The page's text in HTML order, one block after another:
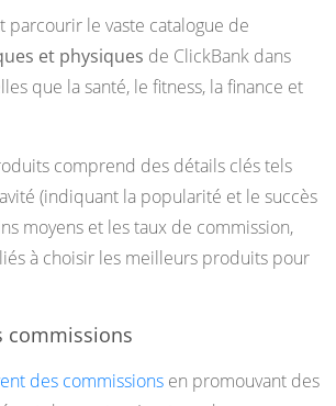
parcourir le vaste catalogue de
et physiques de ClickBank dans
que la santé, le fitness, la finance et
comprend des détails clés tels
(indiquant la popularité et le succès
moyens et les taux de commission,
à choisir les meilleurs produits pour
commissions
des commissions en promouvant des